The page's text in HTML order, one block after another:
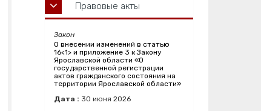
Правовые акты
Закон
О внесении изменений в статью
16<1> и приложение 3 к Закону
Ярославской области «О
государственной регистрации
актов гражданского состояния на
территории Ярославской области»
Дата : 30 июня 2026